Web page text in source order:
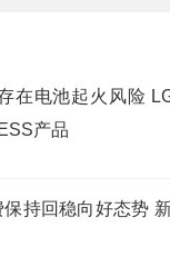
在电池起火风险
ESS产品
持回稳向好态势